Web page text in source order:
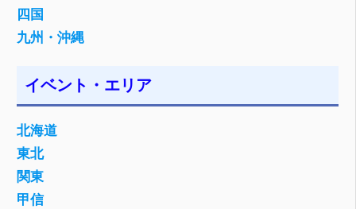
四国
九州・沖縄
イベント・エリア
北海道
東北
関東
甲信